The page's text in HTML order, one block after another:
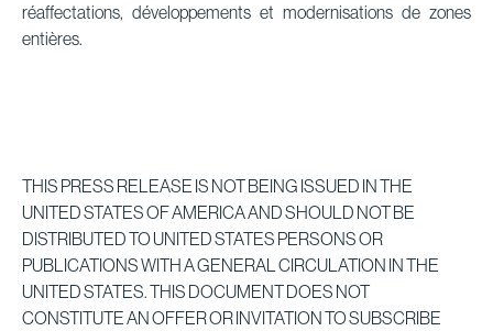
réaffectations, développements et modernisations de zones
entières.
THIS PRESS RELEASE IS NOT BEING ISSUED IN THE
UNITED STATES OF AMERICA AND SHOULD NOT BE
DISTRIBUTED TO UNITED STATES PERSONS OR
PUBLICATIONS WITH A GENERAL CIRCULATION IN THE
UNITED STATES. THIS DOCUMENT DOES NOT
CONSTITUTE AN OFFER OR INVITATION TO SUBSCRIBE